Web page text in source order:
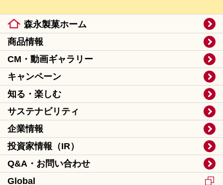
森永製菓ホーム
商品情報
CM・動画ギャラリー
キャンペーン
知る・楽しむ
サステナビリティ
企業情報
投資家情報（IR）
Q&A・お問い合わせ
Global